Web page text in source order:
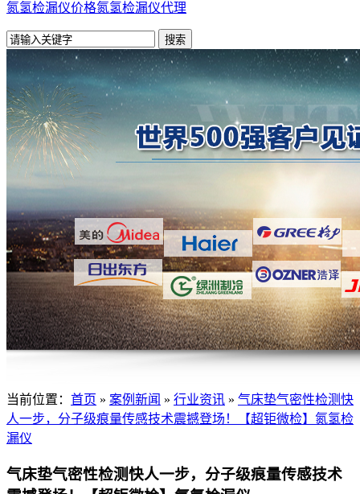
氮氢检漏仪价格氮氢检漏仪代理
当前位置： 首页 » 案例新闻 » 行业资讯 » 气床垫气密性检测快
人一步，分子级痕量传感技术震撼登场！【超钜微检】氮氢检
漏仪
气床垫气密性检测快人一步，分子级痕量传感技术